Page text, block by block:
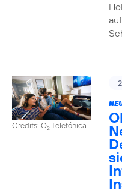
Credits: O2Telefónica